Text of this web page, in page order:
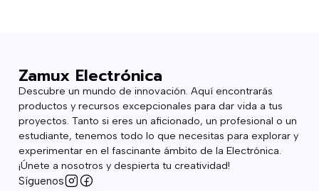
Zamux Electrónica
Descubre un mundo de innovación. Aquí encontrarás
productos y recursos excepcionales para dar vida a tus
proyectos. Tanto si eres un aficionado, un profesional o un
estudiante, tenemos todo lo que necesitas para explorar y
experimentar en el fascinante ámbito de la Electrónica.
¡Únete a nosotros y despierta tu creatividad!
Síguenos